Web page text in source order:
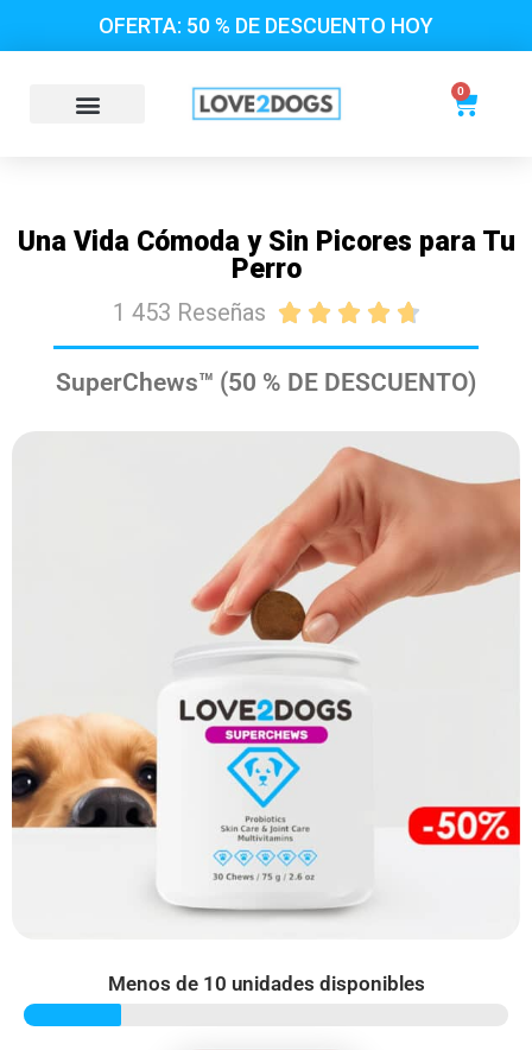
OFERTA: 50 % DE DESCUENTO HOY
0
Una Vida Cómoda y Sin Picores para Tu
Perro
1 453 Reseñas     
SuperChews™ (50 % DE DESCUENTO)
Menos de 10 unidades disponibles